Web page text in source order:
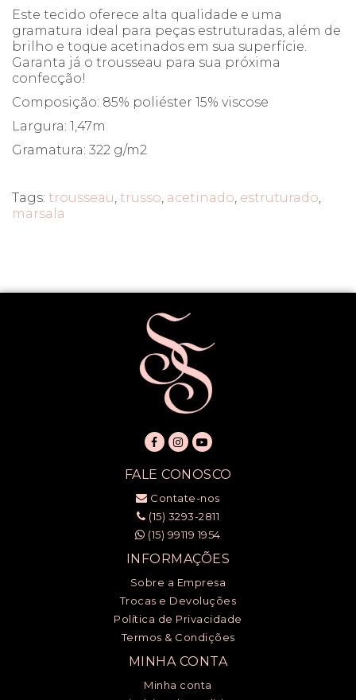
Este tecido oferece alta qualidade e uma
gramatura ideal para peças estruturadas, além de
brilho e toque acetinados em sua superfície.
Garanta já o trousseau para sua próxima
confecção!
Composição: 85% poliéster 15% viscose
Largura: 1,47m
Gramatura: 322 g/m2
Tags: trousseau, trusso, acetinado, estruturado,
marsala
FALE CONOSCO
Contate-nos
(15) 3293-2811
(15) 99119 1954
INFORMAÇÕES
Sobre a Empresa
Trocas e Devoluções
Política de Privacidade
Termos & Condições
MINHA CONTA
Minha conta